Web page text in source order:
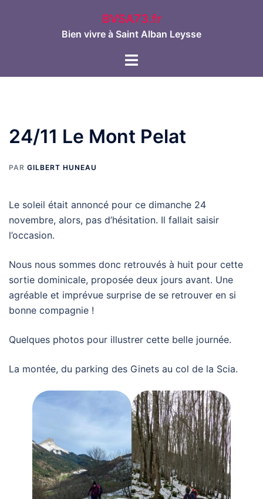
BVSA73.fr
Bien vivre à Saint Alban Leysse
Ouvrir/fermer
24/11 Le Mont Pelat
PAR GILBERT HUNEAU
Le soleil était annoncé pour ce dimanche 24
novembre, alors, pas d’hésitation. Il fallait saisir
l’occasion.
Nous nous sommes donc retrouvés à huit pour cette
sortie dominicale, proposée deux jours avant. Une
agréable et imprévue surprise de se retrouver en si
bonne compagnie !
Quelques photos pour illustrer cette belle journée.
La montée, du parking des Ginets au col de la Scia.